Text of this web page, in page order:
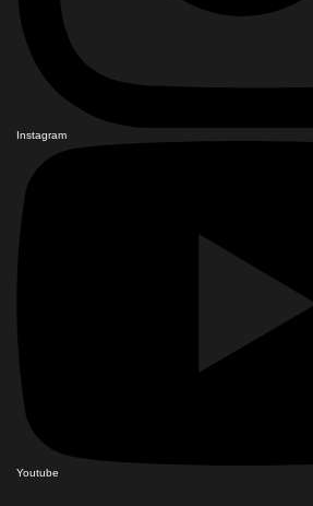
Instagram
Youtube